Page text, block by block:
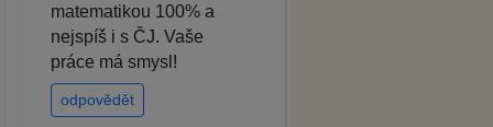
matematikou 100% a
nejspíš i s ČJ. Vaše
práce má smysl!
odpovědět